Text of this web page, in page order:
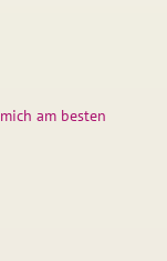
am besten